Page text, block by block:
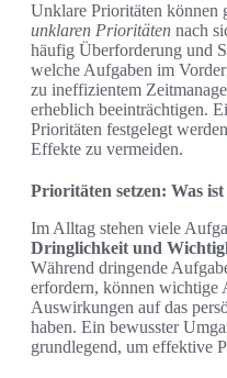
Unklare Prioritäten können
unklaren Prioritäten nach
häufig Überforderung und
welche Aufgaben im
zu ineffizientem
erheblich beeinträchtigen.
Prioritäten festgelegt
Effekte zu vermeiden.
Prioritäten setzen: Was
Im Alltag stehen viele
Dringlichkeit und
Während dringende
erfordern, können wichtige
Auswirkungen auf das
haben. Ein bewusster
grundlegend, um effektive